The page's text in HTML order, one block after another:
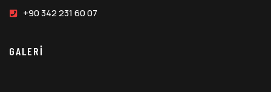
+90 342 231 60 07
GALERİ